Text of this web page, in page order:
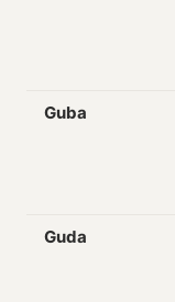
Guba
Guda